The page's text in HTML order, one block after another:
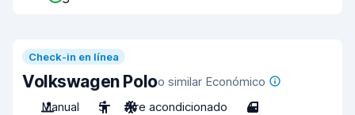
Check-in en línea
Volkswagen Poloo similar Económico
Manual
5 Aire acondicionado 4